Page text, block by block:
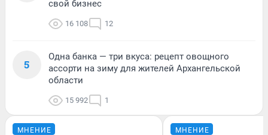
свой бизнес
16 108 12
5
Одна банка — три вкуса: рецепт овощного
ассорти на зиму для жителей Архангельской
области
15 992 1
МНЕНИЕ МНЕНИЕ